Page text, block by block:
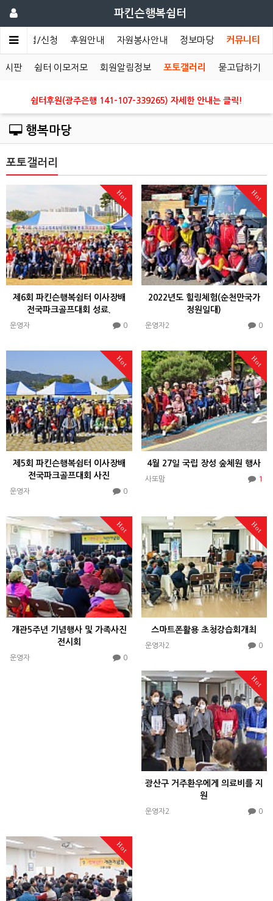
파킨슨행복쉼터
사업/신청 후원안내 자원봉사안내 정보마당 커뮤니티
시판 쉼터 이모저모 회원알림정보 포토갤러리 묻고답하기
쉼터후원(광주은행 141-107-339265) 자세한 안내는 클릭!
행복마당
포토갤러리
Hot
제6회 파킨슨행복쉼터 이사장배
전국파크골프대회 성료.
운영자 0
Hot
2022년도 힐링체험(순천만국가
정원일대)
운영자2 0
Hot
제5회 파킨슨행복쉼터 이사장배
전국파크골프대회 사진
운영자 0
Hot
4월 27일 국립 장성 숲체원 행사
사또맘 1
Hot
개관5주년 기념행사 및 가족사진
전시회
운영자 0
Hot
스마트폰활용 초청강습회개최
운영자2 0
Hot
광산구 거주환우에게 의료비를 지
원
운영자2 0
Hot